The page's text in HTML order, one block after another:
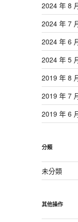
2024 年 8
2024 年 7
2024 年 6
2024 年 5
2019 年 8
2019 年 7
2019 年 6
分類
未分類
其他操作